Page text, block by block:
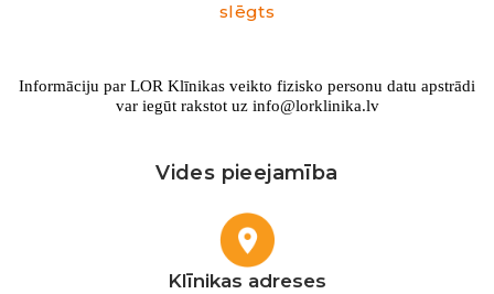
slēgts
Informāciju par LOR Klīnikas veikto fizisko personu datu apstrādi
var iegūt rakstot uz info@lorklinika.lv
Vides pieejamība
Klīnikas adreses